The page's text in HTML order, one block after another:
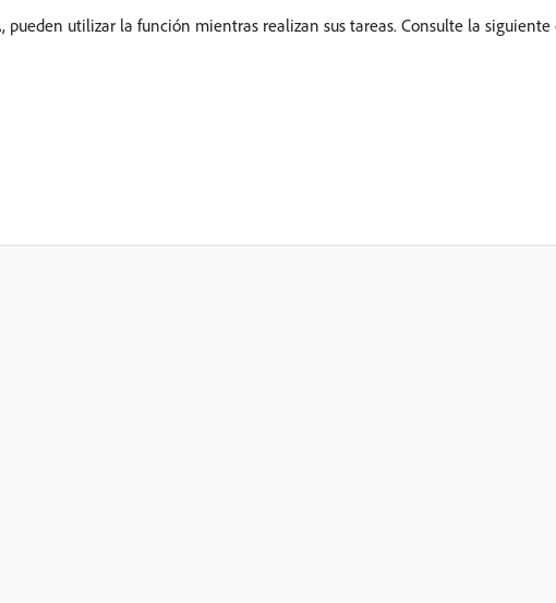
pueden utilizar la función mientras realizan sus tareas. Consulte la